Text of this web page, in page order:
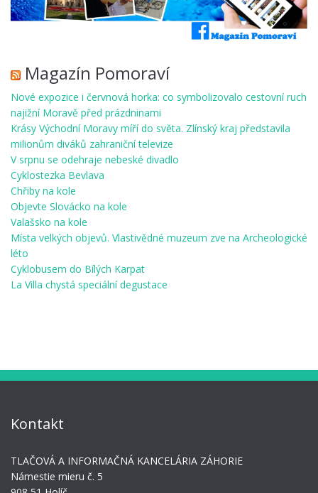
Magazín Pomoraví
Nové expozice i červnová horka: co symbolizovalo cestovní ruch
najižní Moravě před prázdninami
Krásy Východní Moravy míří do světa. Zlínský kraj představila
milionům diváků zahraniční televize
V srpnu se odehraje nebeské divadlo
Cyklostezka Bevlava
Chřiby na kole
Objevte Slovácko na kole
Valašsko na kole
Místa velkých objevů. Vlastivědné muzeum zve na Archeologické
léto
Cyklobusem do Bílých Karpat
La Villa chystá speciální degustace
Kontakt
TLAČOVÁ A INFORMAČNÁ KANCELÁRIA ZÁHORIE
Námestie mieru č. 5